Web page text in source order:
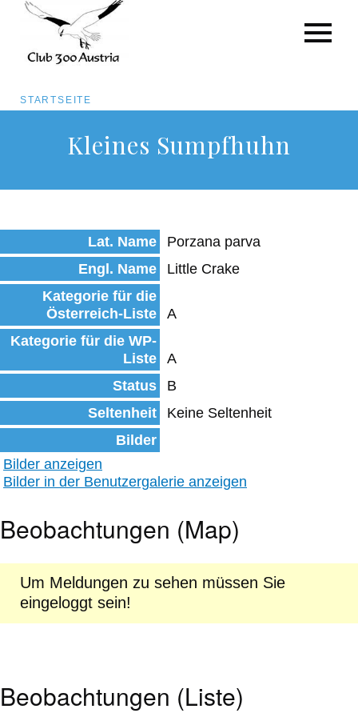
Inhalt
Pfadnavigation
STARTSEITE
Kleines Sumpfhuhn
Lat. Name
Porzana parva
Engl. Name
Little Crake
Kategorie für die
Österreich-Liste
A
Kategorie für die WP-
Liste
A
Status
B
Seltenheit
Keine Seltenheit
Bilder
Bilder anzeigen
Bilder in der Benutzergalerie anzeigen
Beobachtungen (Map)
Um Meldungen zu sehen müssen Sie
eingeloggt sein!
Beobachtungen (Liste)